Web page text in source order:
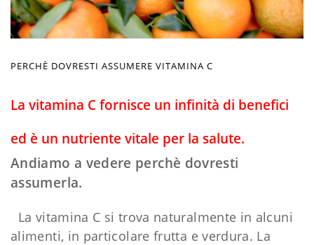
PERCHÈ DOVRESTI ASSUMERE VITAMINA C
La vitamina C fornisce un infinità di benefici
ed è un nutriente vitale per la salute.
Andiamo a vedere perchè dovresti
assumerla.
La vitamina C si trova naturalmente in alcuni
alimenti, in particolare frutta e verdura. La